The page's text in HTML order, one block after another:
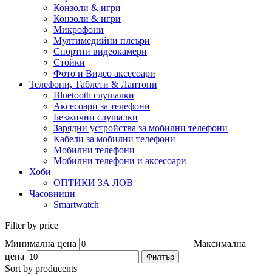
Конзоли & игри
Конзоли & игри
Микрофони
Мултимедийни плеъри
Спортни видеокамери
Стойки
Фото и Видео аксесоари
Телефони, Таблети & Лаптопи
Bluetooth слушалки
Аксесоари за телефони
Безжични слушалки
Зарядни устройства за мобилни телефони
Кабели за мобилни телефони
Мобилни телефони
Мобилни телефони и аксесоари
Хоби
ОПТИКИ ЗА ЛОВ
Часовници
Smartwatch
Filter by price
Минимална цена
Максимална
цена
Филтър
Sort by producents